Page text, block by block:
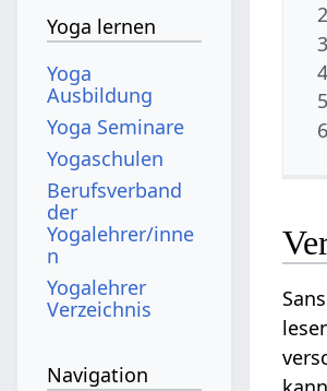
2
3
4
5
6
Yoga lernen
Yoga
Ausbildung
Yoga Seminare
Yogaschulen
Berufsverband
der
Yogalehrer/inne
n
Yogalehrer
Verzeichnis
Navigation